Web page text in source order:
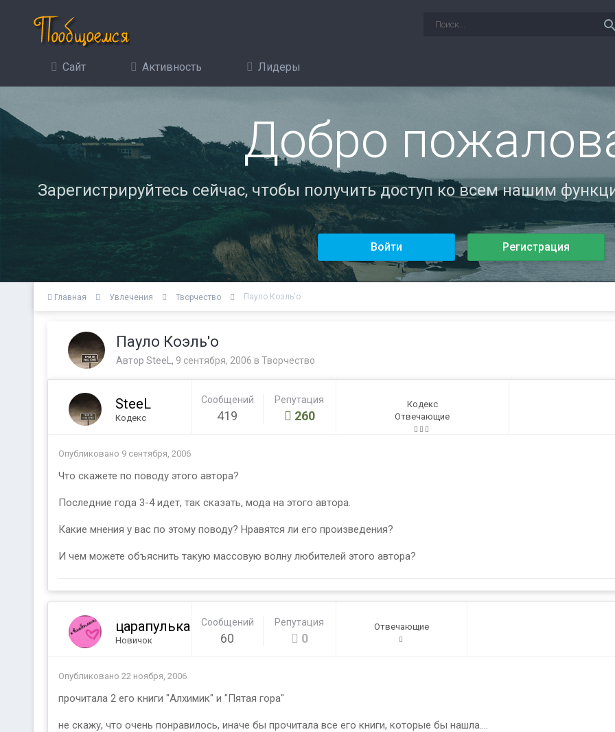
search
Сайт Активность Лидеры
Добро
Зарегистрируйтесь сейчас, чтобы получить доступ ко всем нашим
Войти Регистрация
Главная Увлечения Творчество Пауло Коэль'о
Пауло Коэль'о
Автор SteeL , 9 сентября, 2006 в Творчество
SteeL
Кодекс
Сообщений
419
Репутация
260
Кодекс
Отвечающие
Опубликовано 9 сентября, 2006
Что скажете по поводу этого автора?
Последние года 3-4 идет, так сказать, мода на этого автора.
Какие мнения у вас по этому поводу? Нравятся ли его произведения?
И чем можете объяснить такую массовую волну любителей этого автора?
царапулька
Новичок
Сообщений
60
Репутация
0
Отвечающие
Опубликовано 22 ноября, 2006
прочитала 2 его книги "Алхимик" и "Пятая гора"
не скажу, что очень понравилось, иначе бы прочитала все его книги, которые бы нашла....